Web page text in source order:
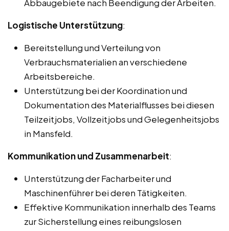
Abbaugebiete nach Beendigung der Arbeiten.
Logistische Unterstützung:
Bereitstellung und Verteilung von
Verbrauchsmaterialien an verschiedene
Arbeitsbereiche.
Unterstützung bei der Koordination und
Dokumentation des Materialflusses bei diesen
Teilzeitjobs, Vollzeitjobs und Gelegenheitsjobs
in Mansfeld.
Kommunikation und Zusammenarbeit:
Unterstützung der Facharbeiter und
Maschinenführer bei deren Tätigkeiten.
Effektive Kommunikation innerhalb des Teams
zur Sicherstellung eines reibungslosen